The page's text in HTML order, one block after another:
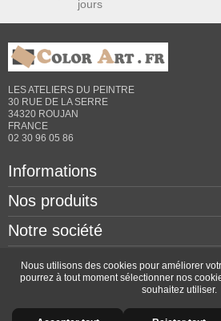
jours
LES ATELIERS DU PEINTRE
30 RUE DE LA SERRE
34320 ROUJAN
FRANCE
02 30 96 05 86
Informations
Nos produits
Notre société
Contactez-nous
Copyright © 2026 - Design by
Nous utilisons des cookies pour améliorer
pourrez à tout moment sélectionner nos
souhaitez utiliser.